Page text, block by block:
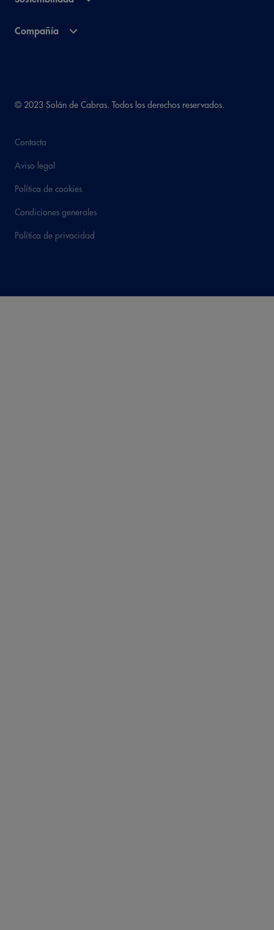
Compañía
© 2023 Solán de Cabras. Todos los derechos reservados.
Contacta
Aviso legal
Política de cookies
Condiciones generales
Política de privacidad